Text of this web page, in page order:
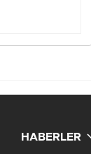
HABERLER